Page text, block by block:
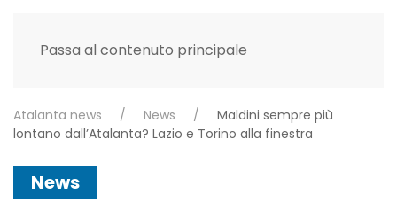
Passa al contenuto principale
Atalanta news News
Maldini sempre più
lontano dall’Atalanta? Lazio e Torino alla finestra
News